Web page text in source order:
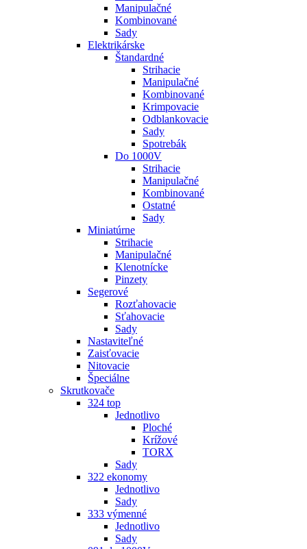
Manipulačné
Kombinované
Sady
Elektrikárske
Štandardné
Strihacie
Manipulačné
Kombinované
Krimpovacie
Odblankovacie
Sady
Spotrebák
Do 1000V
Strihacie
Manipulačné
Kombinované
Ostatné
Sady
Miniatúrne
Strihacie
Manipulačné
Klenotnícke
Pinzety
Segerové
Rozťahovacie
Sťahovacie
Sady
Nastaviteľné
Zaisťovacie
Nitovacie
Špeciálne
Skrutkovače
324 top
Jednotlivo
Ploché
Krížové
TORX
Sady
322 ekonomy
Jednotlivo
Sady
333 výmenné
Jednotlivo
Sady